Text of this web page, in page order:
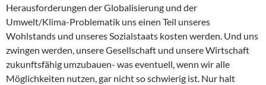
Herausforderungen der Globalisierung und der
Umwelt/Klima-Problematik uns einen Teil unseres
Wohlstands und unseres Sozialstaats kosten werden. Und uns
zwingen werden, unsere Gesellschaft und unsere Wirtschaft
zukunftsfähig umzubauen- was eventuell, wenn wir alle
Möglichkeiten nutzen, gar nicht so schwierig ist. Nur halt